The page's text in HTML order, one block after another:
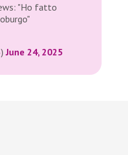
"Ho fatto
June 24, 2025